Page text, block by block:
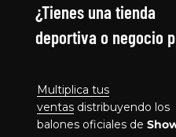
¿Tienes una tienda
deportiva o negocio
Multiplica tus
ventas distribuyendo los
balones oficiales de